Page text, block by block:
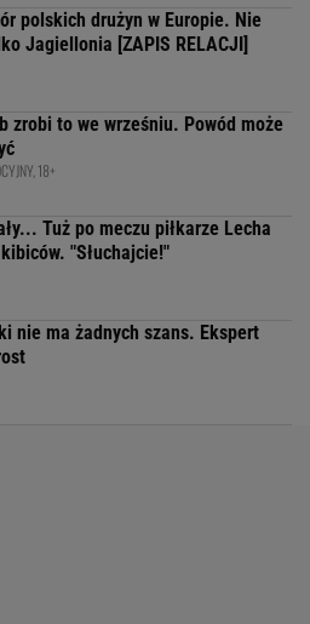
polskich drużyn w Europie. Nie
Jagiellonia [ZAPIS RELACJI]
zrobi to we wrześniu. Powód może
18+
Tuż po meczu piłkarze Lecha
"Słuchajcie!"
nie ma żadnych szans. Ekspert